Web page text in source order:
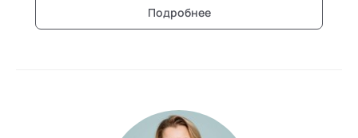
Подробнее